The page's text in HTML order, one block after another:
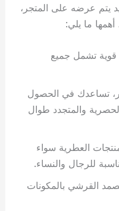
يتم عرضه على المتجر،
ما يلي:
تشمل جميع
تساعدك في الحصول
والمتجدد طوال
العطرية سواء
للرجال والنساء.
القرشي بالمكونات